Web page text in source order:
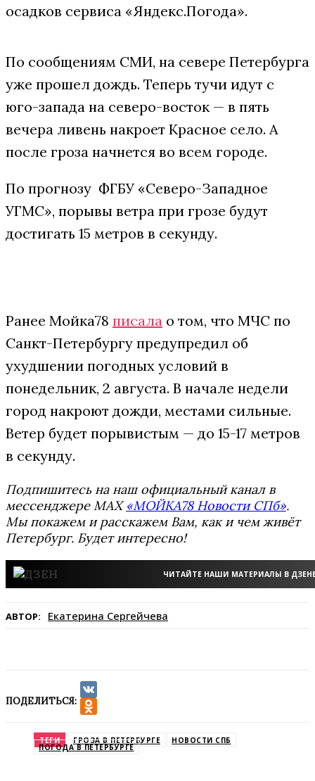
осадков сервиса «Яндекс.Погода».
По сообщениям СМИ, на севере Петербурга
уже прошел дождь. Теперь тучи идут с
юго-запада на северо-восток — в пять
вечера ливень накроет Красное село. А
после гроза начнется во всем городе.
По прогнозу ФГБУ «Северо-Западное
УГМС», порывы ветра при грозе будут
достигать 15 метров в секунду.
Ранее Мойка78 писала о том, что МЧС по
Санкт-Петербургу предупредил об
ухудшении погодных условий в
понедельник, 2 августа. В начале недели
город накроют дожди, местами сильные.
Ветер будет порывистым — до 15-17 метров
в секунду.
Подпишитесь на наш официальный канал в
мессенджере MAX«МОЙКА78 Новости СПб».
Мы покажем и расскажем Вам, как и чем живёт
Петербург. Будет интересно!
ЧИТАЙТЕ НАШИ МАТЕРИАЛЫ В
АВТОР: Екатерина Сергейчева
ПОДЕЛИТЬСЯ:
VK
ТЕГИ ГРОЗА В ПЕТЕРБУРГЕ НОВОСТИ СПБ
ПОГОДА В ПЕТЕРБУРГЕ